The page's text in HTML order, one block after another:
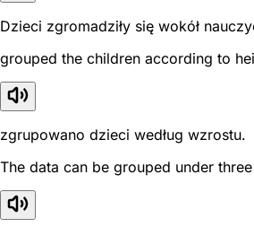
Dzieci zgromadziły się wokół
grouped the children according to
zgrupowano dzieci według wzrostu.
The data can be grouped under